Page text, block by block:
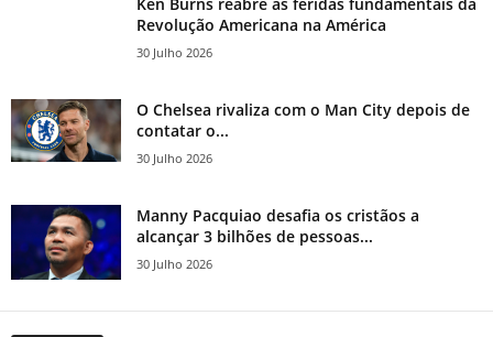
Revolução Americana na América
30 Julho 2026
O Chelsea rivaliza com o Man City depois de
contatar o...
30 Julho 2026
Manny Pacquiao desafia os cristãos a
alcançar 3 bilhões de pessoas...
30 Julho 2026